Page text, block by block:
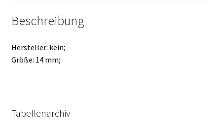
Beschreibung
Hersteller: kein;
Größe: 14 mm;
Tabellenarchiv